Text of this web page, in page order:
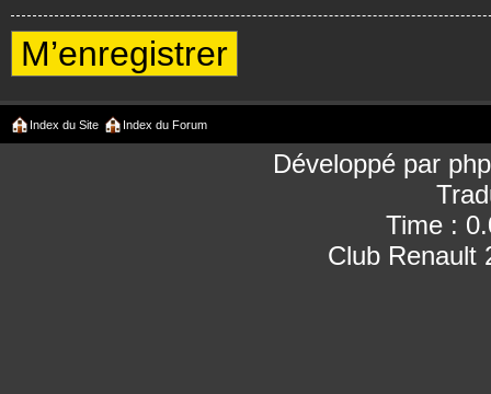
M’enregistrer
Index du Site Index du Forum
Développé par
Time :
Club Renault